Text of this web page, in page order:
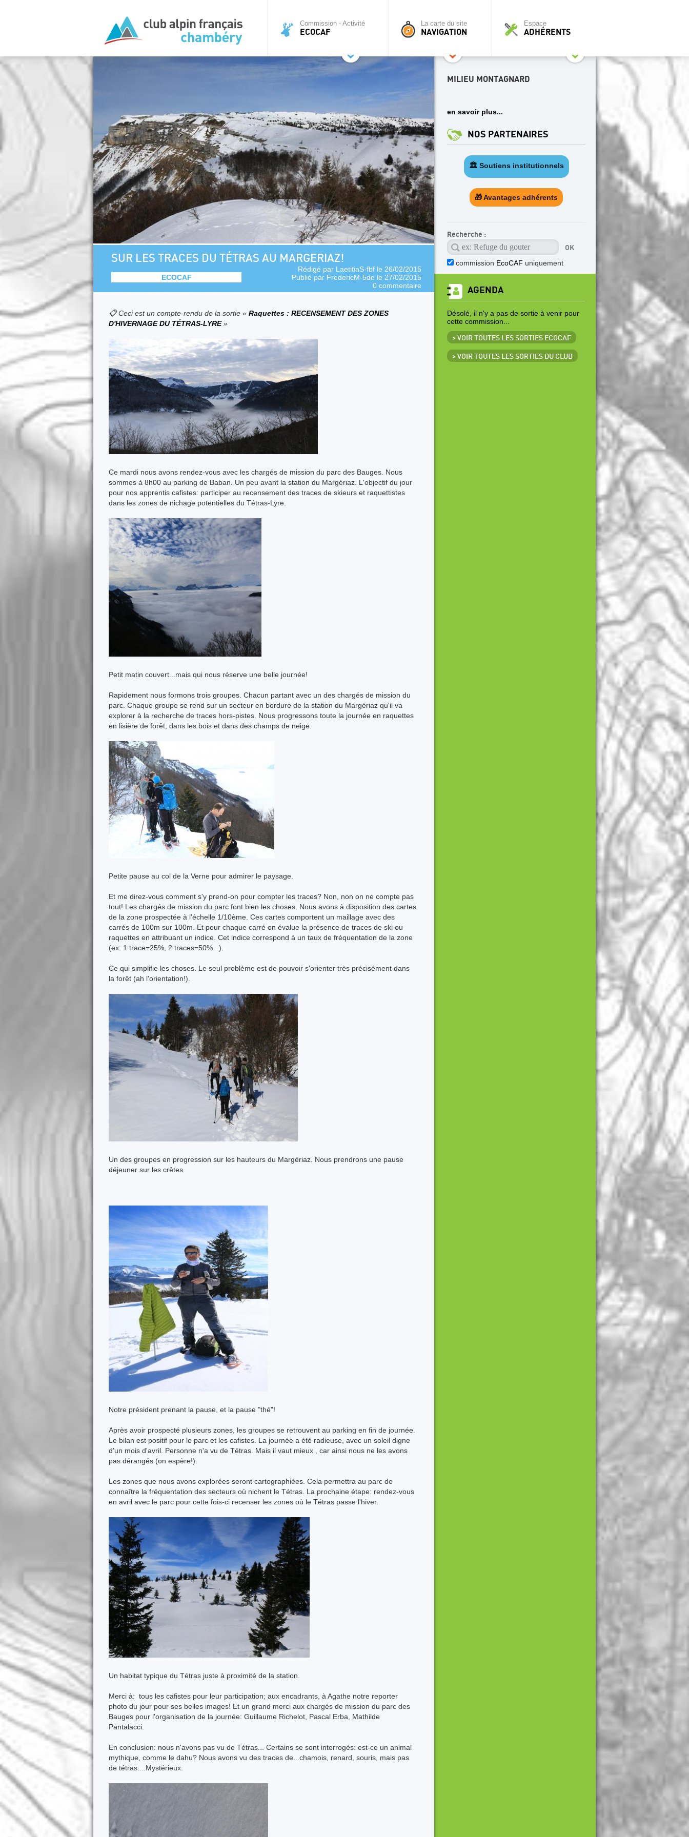
Commission - Activité
ECOCAF
La carte du site
NAVIGATION
Espace
ADHÉRENTS
SUR LES TRACES DU TÉTRAS AU MARGERIAZ!
ECOCAF
Rédigé par LaetitiaS-fbf le 26/02/2015
Publié par FredericM-5de le 27/02/2015
0 commentaire
📋 Ceci est un compte-rendu de la sortie « Raquettes : RECENSEMENT DES ZONES
D'HIVERNAGE DU TÉTRAS-LYRE»
Ce mardi nous avons rendez-vous avec les chargés de mission du parc des Bauges. Nous
sommes à 8h00 au parking de Baban. Un peu avant la station du Margériaz. L'objectif du jour
pour nos apprentis cafistes: participer au recensement des traces de skieurs et raquettistes
dans les zones de nichage potentielles du Tétras-Lyre.
Petit matin couvert...mais qui nous réserve une belle journée!
Rapidement nous formons trois groupes. Chacun partant avec un des chargés de mission du
parc. Chaque groupe se rend sur un secteur en bordure de la station du Margériaz qu'il va
explorer à la recherche de traces hors-pistes. Nous progressons toute la journée en raquettes
en lisière de forêt, dans les bois et dans des champs de neige.
Petite pause au col de la Verne pour admirer le paysage.
Et me direz-vous comment s'y prend-on pour compter les traces? Non, non on ne compte pas
tout! Les chargés de mission du parc font bien les choses. Nous avons à disposition des cartes
de la zone prospectée à l'échelle 1/10ème. Ces cartes comportent un maillage avec des
carrés de 100m sur 100m. Et pour chaque carré on évalue la présence de traces de ski ou
raquettes en attribuant un indice. Cet indice correspond à un taux de fréquentation de la zone
(ex: 1 trace=25%, 2 traces=50%...).
Ce qui simplifie les choses. Le seul problème est de pouvoir s'orienter très précisément dans
la forêt (ah l'orientation!).
Un des groupes en progression sur les hauteurs du Margériaz. Nous prendrons une pause
déjeuner sur les crêtes.
Notre président prenant la pause, et la pause "thé"!
Après avoir prospecté plusieurs zones, les groupes se retrouvent au parking en fin de journée.
Le bilan est positif pour le parc et les cafistes. La journée a été radieuse, avec un soleil digne
d'un mois d'avril. Personne n'a vu de Tétras. Mais il vaut mieux , car ainsi nous ne les avons
pas dérangés (on espère!).
Les zones que nous avons explorées seront cartographiées. Cela permettra au parc de
connaître la fréquentation des secteurs où nichent le Tétras. La prochaine étape: rendez-vous
en avril avec le parc pour cette fois-ci recenser les zones où le Tétras passe l'hiver.
Un habitat typique du Tétras juste à proximité de la station.
Merci à: tous les cafistes pour leur participation; aux encadrants, à Agathe notre reporter
photo du jour pour ses belles images! Et un grand merci aux chargés de mission du parc des
Bauges pour l'organisation de la journée: Guillaume Richelot, Pascal Erba, Mathilde
Pantalacci.
En conclusion: nous n'avons pas vu de Tétras... Certains se sont interrogés: est-ce un animal
mythique, comme le dahu? Nous avons vu des traces de...chamois, renard, souris, mais pas
de tétras....Mystérieux.
MILIEU MONTAGNARD
en savoir plus...
NOS PARTENAIRES
🏛️ Soutiens institutionnels
🎁 Avantages adhérents
Recherche :
commission EcoCAF uniquement
AGENDA
Désolé, il n'y a pas de sortie à venir pour
cette commission...
> VOIR TOUTES LES SORTIES ECOCAF
> VOIR TOUTES LES SORTIES DU CLUB